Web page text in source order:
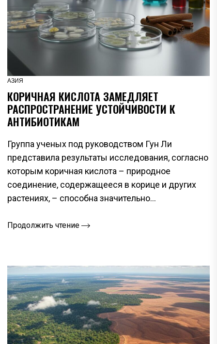
АЗИЯ
КОРИЧНАЯ КИСЛОТА ЗАМЕДЛЯЕТ
РАСПРОСТРАНЕНИЕ УСТОЙЧИВОСТИ К
АНТИБИОТИКАМ
Группа ученых под руководством Гун Ли
представила результаты исследования, согласно
которым коричная кислота – природное
соединение, содержащееся в корице и других
растениях, – способна значительно...
Продолжить чтение